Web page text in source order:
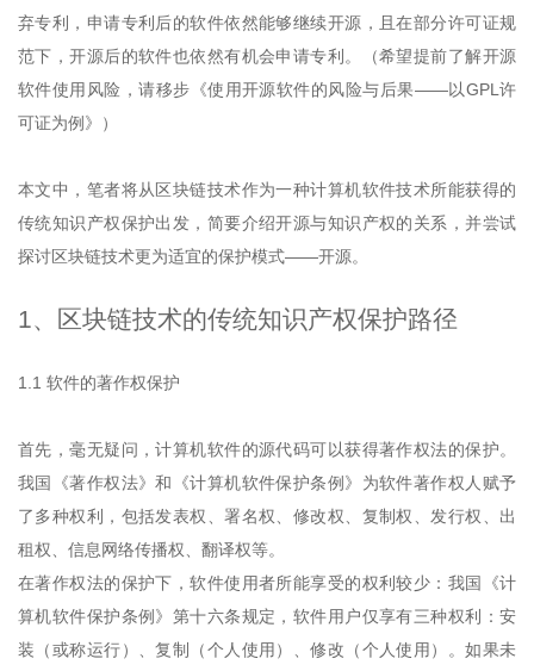
弃专利，申请专利后的软件依然能够继续开源，且在部分许可证规
范下，开源后的软件也依然有机会申请专利。（希望提前了解开源
软件使用风险，请移步《使用开源软件的风险与后果——以GPL许
可证为例》）
本文中，笔者将从区块链技术作为一种计算机软件技术所能获得的
传统知识产权保护出发，简要介绍开源与知识产权的关系，并尝试
探讨区块链技术更为适宜的保护模式——开源。
1、区块链技术的传统知识产权保护路径
1.1 软件的著作权保护
首先，毫无疑问，计算机软件的源代码可以获得著作权法的保护。
我国《著作权法》和《计算机软件保护条例》为软件著作权人赋予
了多种权利，包括发表权、署名权、修改权、复制权、发行权、出
租权、信息网络传播权、翻译权等。
在著作权法的保护下，软件使用者所能享受的权利较少：我国《计
算机软件保护条例》第十六条规定，软件用户仅享有三种权利：安
装（或称运行）、复制（个人使用）、修改（个人使用）。如果未